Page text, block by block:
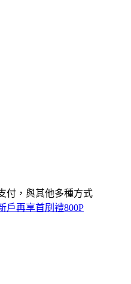
付，與其他多種方式
戶再享首刷禮800P